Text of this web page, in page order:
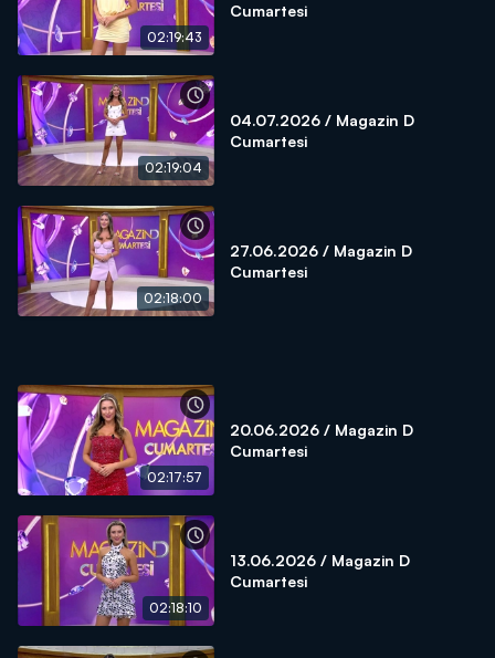
02:19:43
Cumartesi
02:19:04
04.07.2026 / Magazin D
Cumartesi
02:18:00
27.06.2026 / Magazin D
Cumartesi
02:17:57
20.06.2026 / Magazin D
Cumartesi
02:18:10
13.06.2026 / Magazin D
Cumartesi